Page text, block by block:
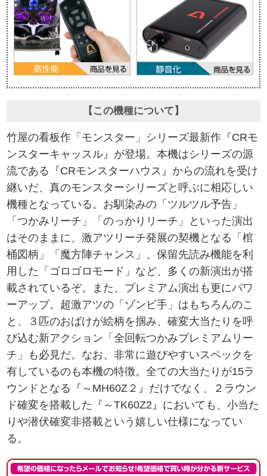
【この機種について】
竹屋の看板作「モンスター」シリーズ最新作『CRモ
ンスターキャッスル』が登場。本機はシリーズの源
流である『CRモンスターハウス』からの流れを受け
継いだ、真のモンスターシリーズと呼ぶに相応しい
機種となっている。お馴染みの「ツルツル予告」
「つかみリーチ」「のっかりリーチ」といった演出
はそのままに、激アツリーチ発展の契機となる「棺
桶図柄」「魔方陣チャンス」、保留先読み機能を利
用した「ゴロゴロモード」など、多くの新演出が搭
載されているぞ。また、プレミアム演出も更にパワ
ーアップ。超激アツの「ゾンビ手」はもちろんのこ
と、３匹のおばけが絵柄を掴み、確変大当たりを呼
び込む新アクション「全回転つかみプレミアムリー
チ」も必見だ。なお、非常に遊びやすいスペックを
有しているのも本機の特徴。全ての大当たりが15ラ
ウンドとなる『～MH60Z２』だけでなく、２ラウン
ド確変を搭載した『～TK60Z2』においても、小当た
りや潜伏確変非搭載という嬉しい仕様になってい
る。